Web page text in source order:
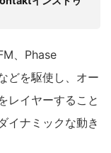
、Phase
どを駆使し、オー
レイヤーすること
イナミックな動き